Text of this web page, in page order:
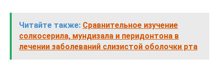
Читайте также: Сравнительное изучение
солкосерила, мундизала и перидонтона в
лечении заболеваний слизистой оболочки рта